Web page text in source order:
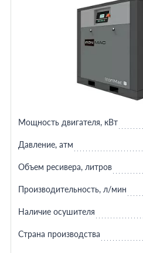
Мощность двигателя, кВт
Давление, атм
Объем ресивера, литров
Производительность, л/мин
Наличие осушителя
Страна производства